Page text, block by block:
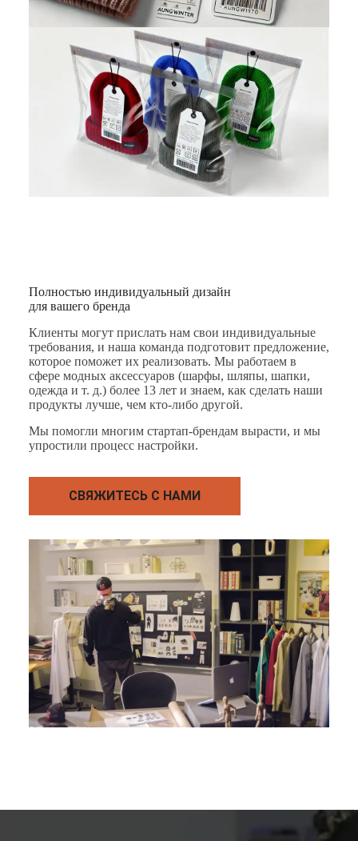
Полностью индивидуальный дизайн
для вашего бренда
Клиенты могут прислать нам свои индивидуальные
требования, и наша команда подготовит предложение,
которое поможет их реализовать. Мы работаем в
сфере модных аксессуаров (шарфы, шляпы, шапки,
одежда и т. д.) более 13 лет и знаем, как сделать наши
продукты лучше, чем кто-либо другой.
Мы помогли многим стартап-брендам вырасти, и мы
упростили процесс настройки.
СВЯЖИТЕСЬ С НАМИ